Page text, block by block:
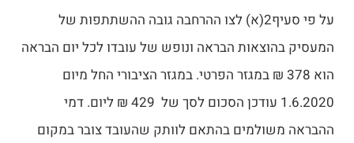
על פי סעיף2(א) לצו ההרחבה גובה ההשתתפות של
המעסיק בהוצאות הבראה ונופש של עובדו לכל יום הבראה
הוא 378 ₪ במגזר הפרטי. במגזר הציבורי החל מיום
1.6.2020 עודכן הסכום לסך של 429 ₪ ליום. דמי
ההבראה משולמים בהתאם לוותק שהעובד צובר במקום